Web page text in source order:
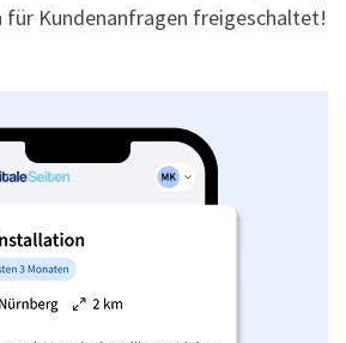
Kundenanfragen freigeschaltet!